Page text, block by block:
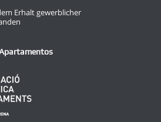
Erhalt gewerblicher